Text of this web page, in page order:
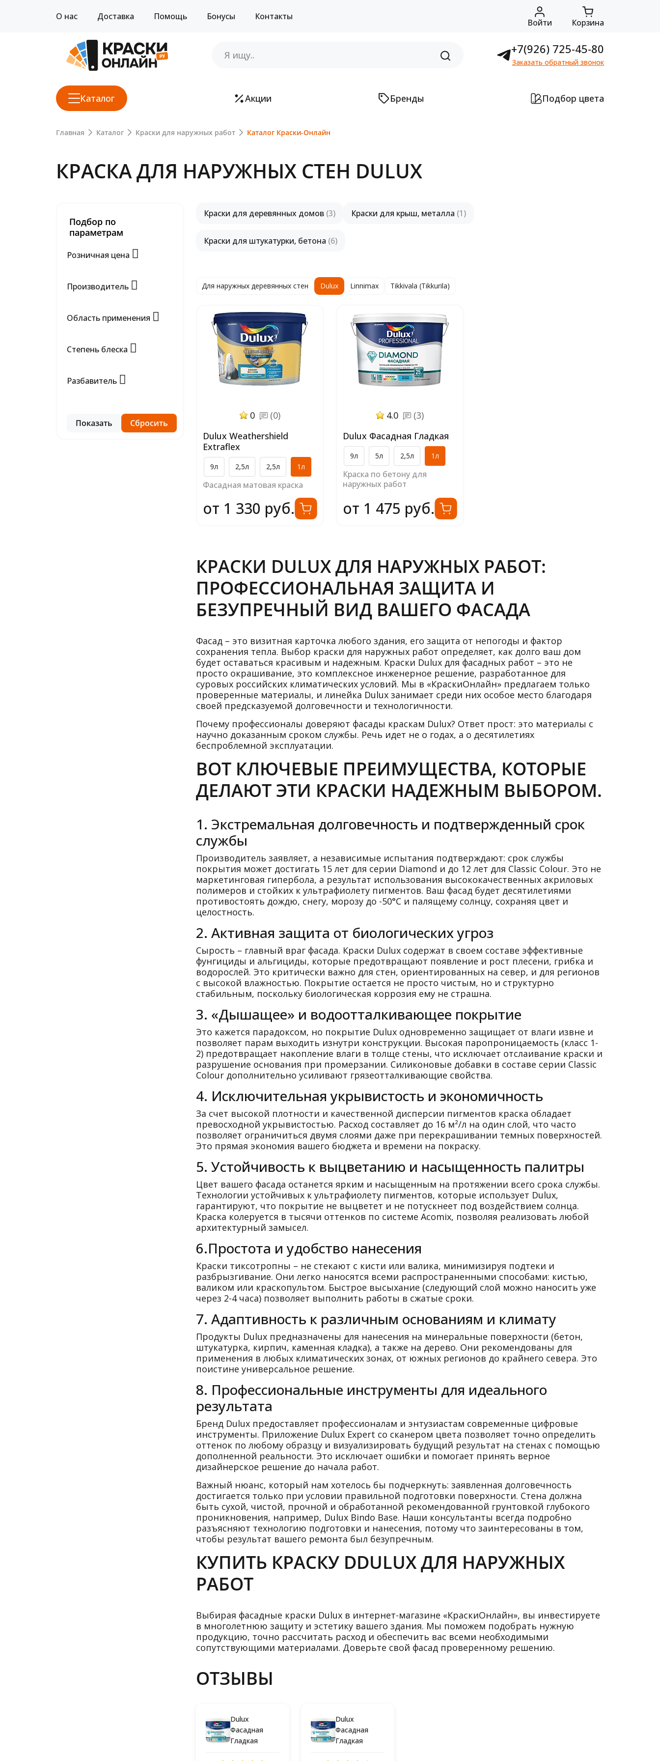
О нас Доставка Помощь Бонусы Контакты
Войти Корзина
+7(926) 725-45-80
Заказать обратный звонок
Каталог Акции Бренды Подбор цвета
Главная Каталог Краски для наружных работ Каталог Краски-Онлайн
КРАСКА ДЛЯ НАРУЖНЫХ СТЕН DULUX
Подбор по
параметрам
Розничная цена
Производитель
Область применения
Степень блеска
Разбавитель
Краски для деревянных домов (3) Краски для крыш, металла (1)
Краски для штукатурки, бетона (6)
Для наружных деревянных стен Dulux Linnimax Tikkivala (Tikkurila)
0
(0)
Dulux Weathershield
Extraflex
9л 2,5л 2,5л 1л
Фасадная матовая краска
от 1 330 руб.
4.0
(3)
Dulux Фасадная Гладкая
9л 5л 2,5л 1л
Краска по бетону для
наружных работ
от 1 475 руб.
КРАСКИ DULUX ДЛЯ НАРУЖНЫХ РАБОТ:
ПРОФЕССИОНАЛЬНАЯ ЗАЩИТА И
БЕЗУПРЕЧНЫЙ ВИД ВАШЕГО ФАСАДА
Фасад – это визитная карточка любого здания, его защита от непогоды и фактор
сохранения тепла. Выбор краски для наружных работ определяет, как долго ваш дом
будет оставаться красивым и надежным. Краски Dulux для фасадных работ – это не
просто окрашивание, это комплексное инженерное решение, разработанное для
суровых российских климатических условий. Мы в «КраскиОнлайн» предлагаем только
проверенные материалы, и линейка Dulux занимает среди них особое место благодаря
своей предсказуемой долговечности и технологичности.
Почему профессионалы доверяют фасады краскам Dulux? Ответ прост: это материалы с
научно доказанным сроком службы. Речь идет не о годах, а о десятилетиях
беспроблемной эксплуатации.
ВОТ КЛЮЧЕВЫЕ ПРЕИМУЩЕСТВА, КОТОРЫЕ
ДЕЛАЮТ ЭТИ КРАСКИ НАДЕЖНЫМ ВЫБОРОМ.
1. Экстремальная долговечность и подтвержденный срок
службы
Производитель заявляет, а независимые испытания подтверждают: срок службы
покрытия может достигать 15 лет для серии Diamond и до 12 лет для Classic Colour. Это не
маркетинговая гипербола, а результат использования высококачественных акриловых
полимеров и стойких к ультрафиолету пигментов. Ваш фасад будет десятилетиями
противостоять дождю, снегу, морозу до -50°C и палящему солнцу, сохраняя цвет и
целостность.
2. Активная защита от биологических угроз
Сырость – главный враг фасада. Краски Dulux содержат в своем составе эффективные
фунгициды и альгициды, которые предотвращают появление и рост плесени, грибка и
водорослей. Это критически важно для стен, ориентированных на север, и для регионов
с высокой влажностью. Покрытие остается не просто чистым, но и структурно
стабильным, поскольку биологическая коррозия ему не страшна.
3. «Дышащее» и водоотталкивающее покрытие
Это кажется парадоксом, но покрытие Dulux одновременно защищает от влаги извне и
позволяет парам выходить изнутри конструкции. Высокая паропроницаемость (класс 1-
2) предотвращает накопление влаги в толще стены, что исключает отслаивание краски и
разрушение основания при промерзании. Силиконовые добавки в составе серии Classic
Colour дополнительно усиливают грязеотталкивающие свойства.
4. Исключительная укрывистость и экономичность
За счет высокой плотности и качественной дисперсии пигментов краска обладает
превосходной укрывистостью. Расход составляет до 16 м²/л на один слой, что часто
позволяет ограничиться двумя слоями даже при перекрашивании темных поверхностей.
Это прямая экономия вашего бюджета и времени на покраску.
5. Устойчивость к выцветанию и насыщенность палитры
Цвет вашего фасада останется ярким и насыщенным на протяжении всего срока службы.
Технологии устойчивых к ультрафиолету пигментов, которые использует Dulux,
гарантируют, что покрытие не выцветет и не потускнеет под воздействием солнца.
Краска колеруется в тысячи оттенков по системе Acomix, позволяя реализовать любой
архитектурный замысел.
6.Простота и удобство нанесения
Краски тиксотропны – не стекают с кисти или валика, минимизируя подтеки и
разбрызгивание. Они легко наносятся всеми распространенными способами: кистью,
валиком или краскопультом. Быстрое высыхание (следующий слой можно наносить уже
через 2-4 часа) позволяет выполнить работы в сжатые сроки.
7. Адаптивность к различным основаниям и климату
Продукты Dulux предназначены для нанесения на минеральные поверхности (бетон,
штукатурка, кирпич, каменная кладка), а также на дерево. Они рекомендованы для
применения в любых климатических зонах, от южных регионов до крайнего севера. Это
поистине универсальное решение.
8. Профессиональные инструменты для идеального
результата
Бренд Dulux предоставляет профессионалам и энтузиастам современные цифровые
инструменты. Приложение Dulux Expert со сканером цвета позволяет точно определить
оттенок по любому образцу и визуализировать будущий результат на стенах с помощью
дополненной реальности. Это исключает ошибки и помогает принять верное
дизайнерское решение до начала работ.
Важный нюанс, который нам хотелось бы подчеркнуть: заявленная долговечность
достигается только при условии правильной подготовки поверхности. Стена должна
быть сухой, чистой, прочной и обработанной рекомендованной грунтовкой глубокого
проникновения, например, Dulux Bindo Base. Наши консультанты всегда подробно
разъясняют технологию подготовки и нанесения, потому что заинтересованы в том,
чтобы результат вашего ремонта был безупречным.
КУПИТЬ КРАСКУ DDULUX ДЛЯ НАРУЖНЫХ
РАБОТ
Выбирая фасадные краски Dulux в интернет-магазине «КраскиОнлайн», вы инвестируете
в многолетнюю защиту и эстетику вашего здания. Мы поможем подобрать нужную
продукцию, точно рассчитать расход и обеспечить вас всеми необходимыми
сопутствующими материалами. Доверьте свой фасад проверенному решению.
ОТЗЫВЫ
Dulux
Фасадная
Гладкая
Dulux
Фасадная
Гладкая